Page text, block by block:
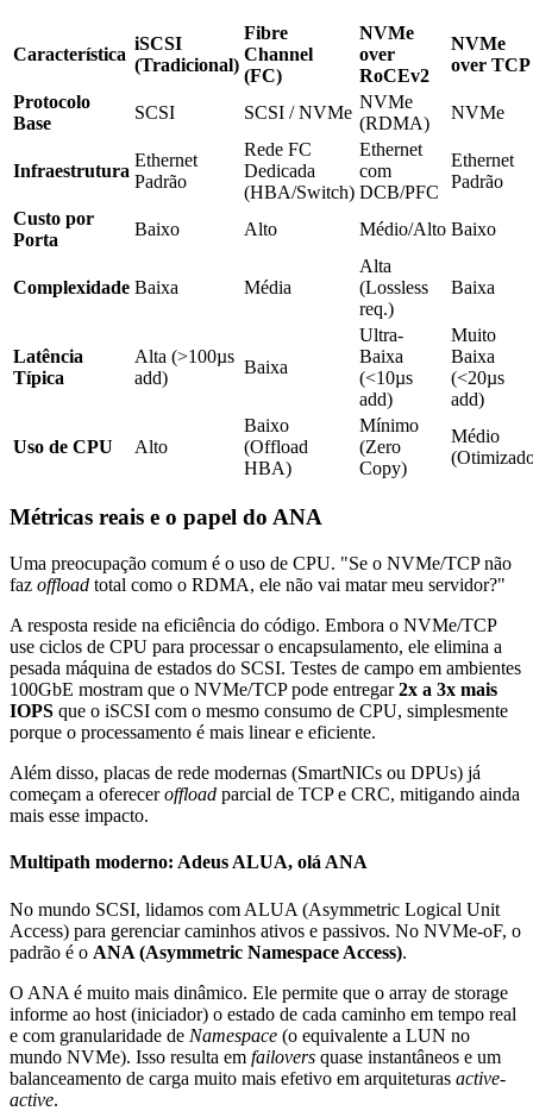
Característica
iSCSI
(Tradicional)
Fibre
Channel
(FC)
NVMe
over
RoCEv2
NVMe
over TCP
Protocolo
Base
SCSI SCSI / NVMe
NVMe
(RDMA)
NVMe
Infraestrutura
Ethernet
Padrão
Rede FC
Dedicada
(HBA/Switch)
Ethernet
com
DCB/PFC
Ethernet
Padrão
Custo por
Porta
Baixo Alto Médio/Alto Baixo
Complexidade Baixa Média
Alta
(Lossless
req.)
Baixa
Latência
Típica
Alta (>100µs
add)
Baixa
Ultra-
Baixa
(<10µs
add)
Muito
Baixa
(<20µs
add)
Uso de CPU Alto
Baixo
(Offload
HBA)
Mínimo
(Zero
Copy)
Médio
Métricas reais e o papel do ANA
Uma preocupação comum é o uso de CPU. "Se o NVMe/TCP não
faz offload total como o RDMA, ele não vai matar meu servidor?"
A resposta reside na eficiência do código. Embora o NVMe/TCP
use ciclos de CPU para processar o encapsulamento, ele elimina a
pesada máquina de estados do SCSI. Testes de campo em ambientes
100GbE mostram que o NVMe/TCP pode entregar2x a 3x mais
IOPS que o iSCSI com o mesmo consumo de CPU, simplesmente
porque o processamento é mais linear e eficiente.
Além disso, placas de rede modernas (SmartNICs ou DPUs) já
começam a ofereceroffload parcial de TCP e CRC, mitigando ainda
mais esse impacto.
Multipath moderno: Adeus ALUA, olá ANA
No mundo SCSI, lidamos com ALUA (Asymmetric Logical Unit
Access) para gerenciar caminhos ativos e passivos. No NVMe-oF, o
padrão é o ANA (Asymmetric Namespace Access).
O ANA é muito mais dinâmico. Ele permite que o array de storage
informe ao host (iniciador) o estado de cada caminho em tempo real
e com granularidade de Namespace (o equivalente a LUN no
mundo NVMe). Isso resulta em failovers quase instantâneos e um
balanceamento de carga muito mais efetivo em arquiteturas active-
active.